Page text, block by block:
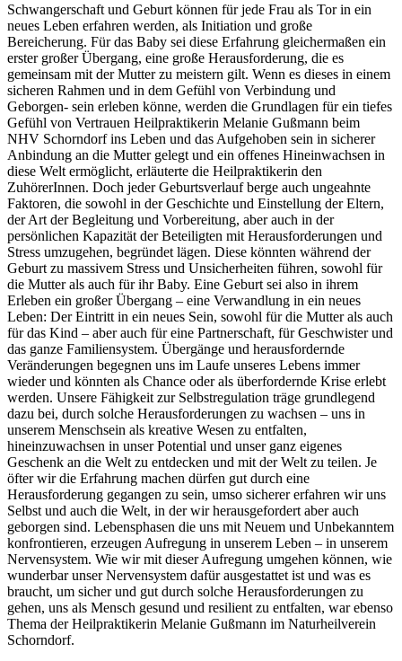
Schwangerschaft und Geburt können für jede Frau als Tor in ein
neues Leben erfahren werden, als Initiation und große
Bereicherung. Für das Baby sei diese Erfahrung gleichermaßen ein
erster großer Übergang, eine große Herausforderung, die es
gemeinsam mit der Mutter zu meistern gilt. Wenn es dieses in einem
sicheren Rahmen und in dem Gefühl von Verbindung und
Geborgen- sein erleben könne, werden die Grundlagen für ein tiefes
Gefühl von Vertrauen Heilpraktikerin Melanie Gußmann beim
NHV Schorndorf ins Leben und das Aufgehoben sein in sicherer
Anbindung an die Mutter gelegt und ein offenes Hineinwachsen in
diese Welt ermöglicht, erläuterte die Heilpraktikerin den
ZuhörerInnen. Doch jeder Geburtsverlauf berge auch ungeahnte
Faktoren, die sowohl in der Geschichte und Einstellung der Eltern,
der Art der Begleitung und Vorbereitung, aber auch in der
persönlichen Kapazität der Beteiligten mit Herausforderungen und
Stress umzugehen, begründet lägen. Diese könnten während der
Geburt zu massivem Stress und Unsicherheiten führen, sowohl für
die Mutter als auch für ihr Baby. Eine Geburt sei also in ihrem
Erleben ein großer Übergang – eine Verwandlung in ein neues
Leben: Der Eintritt in ein neues Sein, sowohl für die Mutter als auch
für das Kind – aber auch für eine Partnerschaft, für Geschwister und
das ganze Familiensystem. Übergänge und herausfordernde
Veränderungen begegnen uns im Laufe unseres Lebens immer
wieder und könnten als Chance oder als überfordernde Krise erlebt
werden. Unsere Fähigkeit zur Selbstregulation träge grundlegend
dazu bei, durch solche Herausforderungen zu wachsen – uns in
unserem Menschsein als kreative Wesen zu entfalten,
hineinzuwachsen in unser Potential und unser ganz eigenes
Geschenk an die Welt zu entdecken und mit der Welt zu teilen. Je
öfter wir die Erfahrung machen dürfen gut durch eine
Herausforderung gegangen zu sein, umso sicherer erfahren wir uns
Selbst und auch die Welt, in der wir herausgefordert aber auch
geborgen sind. Lebensphasen die uns mit Neuem und Unbekanntem
konfrontieren, erzeugen Aufregung in unserem Leben – in unserem
Nervensystem. Wie wir mit dieser Aufregung umgehen können, wie
wunderbar unser Nervensystem dafür ausgestattet ist und was es
braucht, um sicher und gut durch solche Herausforderungen zu
gehen, uns als Mensch gesund und resilient zu entfalten, war ebenso
Thema der Heilpraktikerin Melanie Gußmann im Naturheilverein
Schorndorf.